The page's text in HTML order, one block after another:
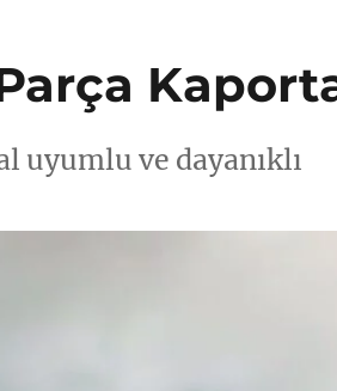
uyumlu ve dayanıklı